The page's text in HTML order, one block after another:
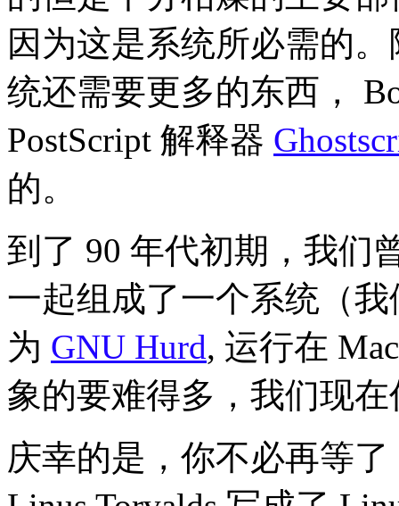
因为这是系统所必需的
统还需要更多的东西，
PostScript 解释器
的。
到了 90 年代初期，我们
一起组成了一个系统（
为 GNU Hurd, 运行在
象的要难得多，我们现
庆幸的是，你不必再等